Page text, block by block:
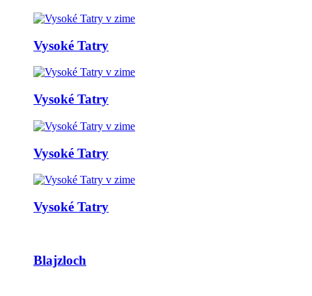
Vysoké Tatry
Vysoké Tatry
Vysoké Tatry
Vysoké Tatry
Blajzloch